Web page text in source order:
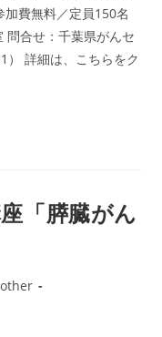
無料／定員150名
合せ：千葉県がんセ
詳細は、こちらをク
「膵臓がん
other